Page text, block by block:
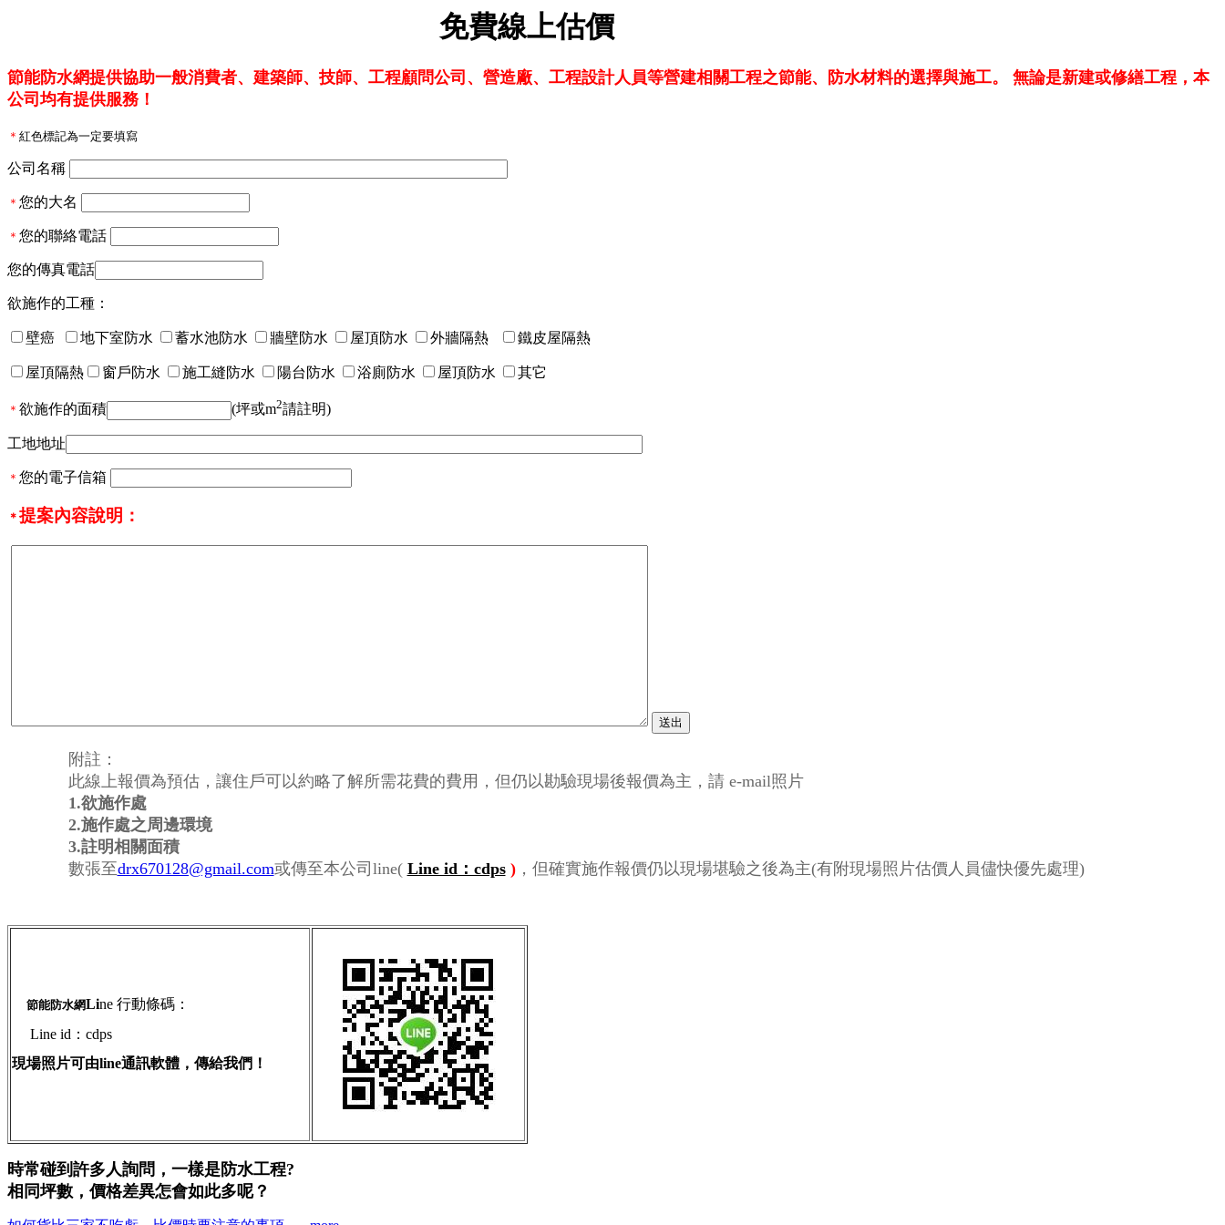
免費線上估價
節能防水網提供協助一般消費者、建築師、技師、工程顧問公司、營造廠、工程設計人員等營建相關工程之節能、防水材料的選擇與施工。 無論是新建或修繕工程，本
公司均有提供服務！
＊ 紅色標記為一定要填寫
公司名稱
＊ 您的大名
＊ 您的聯絡電話
您的傳真電話
欲施作的工種：
壁癌 地下室防水 蓄水池防水 牆壁防水 屋頂防水 外牆隔熱 鐵皮屋隔熱
屋頂隔熱 窗戶防水 施工縫防水 陽台防水 浴廁防水 屋頂防水 其它
＊ 欲施作的面積 (坪或m2請註明)
工地地址
＊ 您的電子信箱
＊ 提案內容說明：
附註：
此線上報價為預估，讓住戶可以約略了解所需花費的費用，但仍以勘驗現場後報價為主，請 e-mail照片
1.欲施作處
2.施作處之周邊環境
3.註明相關面積
數張至drx670128@gmail.com或傳至本公司line( Line id：cdps)，但確實施作報價仍以現場堪驗之後為主(有附現場照片估價人員儘快優先處理)
節能防水網Line 行動條碼：
Line id：cdps
現場照片可由line通訊軟體，傳給我們！
時常碰到許多人詢問，一樣是防水工程?
相同坪數，價格差異怎會如此多呢？